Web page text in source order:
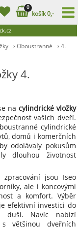
›Oboustranné ›4.
4.
na cylindrické vložky
vašich dveří.
cylindrické
domů i komerčních
odolávaly pokusům
dlouhou životnost
jsou Iseo
ale i koncovými
a komfort. Výběr
efektivní investici do
duši. Navíc nabízí
většinou dveřních
0
košík 0,-